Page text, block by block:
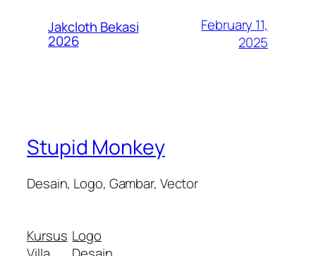
Jakcloth Bekasi
2026
February 11,
2025
Stupid Monkey
Desain, Logo, Gambar, Vector
Kursus Logo